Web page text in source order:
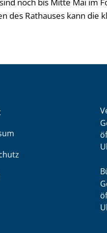
des Rathauses kann die